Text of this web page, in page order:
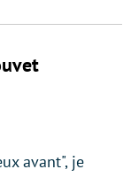
avant", je